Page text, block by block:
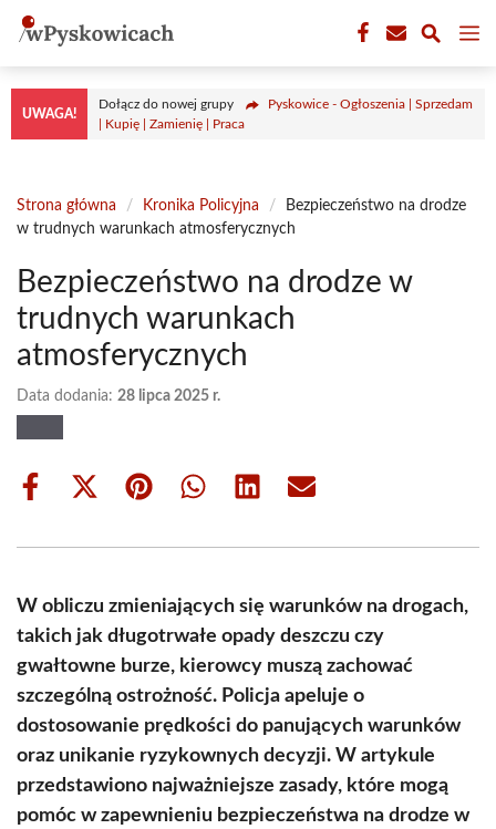
Przejdź
treści
UWAGA!
Dołącz do nowej grupy
Pyskowice - Ogłoszenia | Sprzedam
| Kupię | Zamienię | Praca
Strona główna / Kronika Policyjna /
Bezpieczeństwo na drodze
w trudnych warunkach atmosferycznych
Bezpieczeństwo na drodze w
trudnych warunkach
atmosferycznych
Data dodania: 28 lipca 2025 r.
Share
Share
(Twitter)
Share Share Share Share
W obliczu zmieniających się warunków na drogach,
takich jak długotrwałe opady deszczu czy
gwałtowne burze, kierowcy muszą zachować
szczególną ostrożność. Policja apeluje o
dostosowanie prędkości do panujących warunków
oraz unikanie ryzykownych decyzji. W artykule
przedstawiono najważniejsze zasady, które mogą
pomóc w zapewnieniu bezpieczeństwa na drodze w